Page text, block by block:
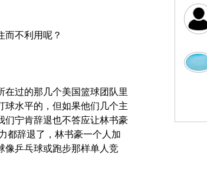
不利用呢？
过的那几个美国篮球团队里
水平的，但如果他们几个主
宁肯辞退也不答应让林书豪
都辞退了，林书豪一个人加
像乒乓球或跑步那样单人竞